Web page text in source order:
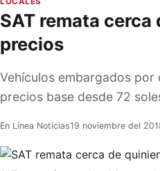
SAT remata
precios
Vehículos embargados
precios base desde 72
En Línea Noticias19 noviembre del